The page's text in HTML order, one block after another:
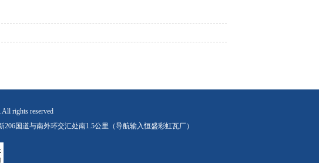
rights reserved
206国道与南外环交汇处南1.5公里（导航输入恒盛彩虹瓦厂）